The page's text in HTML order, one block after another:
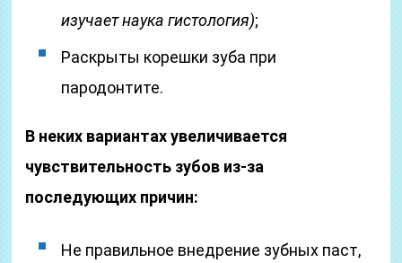
изучает наука гистология);
Раскрыты корешки зуба при
пародонтите.
В неких вариантах увеличивается
чувствительность зубов из-за
последующих причин:
Не правильное внедрение зубных паст,